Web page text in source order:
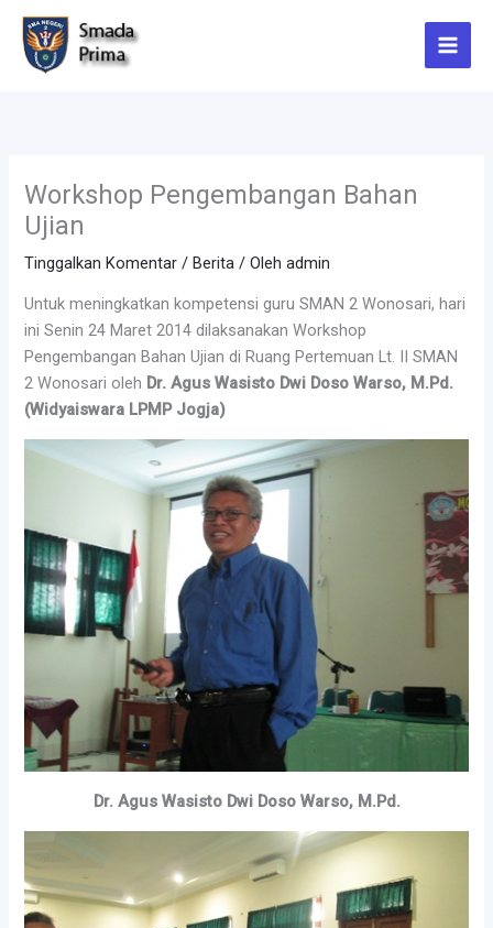
Lewati
konten
Workshop Pengembangan Bahan
Ujian
Tinggalkan Komentar /Berita / Olehadmin
Untuk meningkatkan kompetensi guru SMAN 2 Wonosari, hari
ini Senin 24 Maret 2014 dilaksanakan Workshop
Pengembangan Bahan Ujian di Ruang Pertemuan Lt. II SMAN
2 Wonosari oleh Dr. Agus Wasisto Dwi Doso Warso, M.Pd.
(Widyaiswara LPMP Jogja)
Dr. Agus Wasisto Dwi Doso Warso, M.Pd.